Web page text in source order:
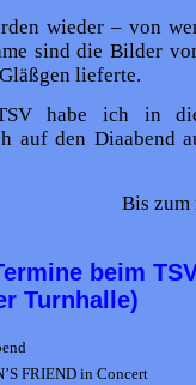
wieder – von
sind die Bilder
lieferte.
habe ich in
auf den Diaabend
Bis zum
beim
Turnhalle)
FRIEND in Concert